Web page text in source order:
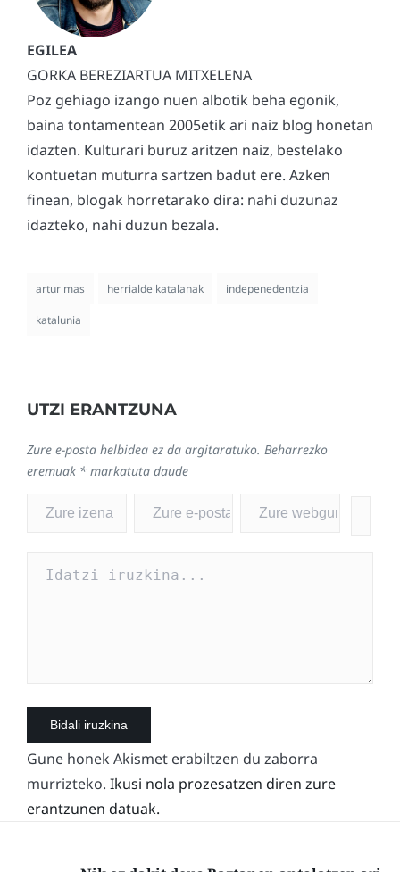
GORKA BEREZIARTUA MITXELENA
Poz gehiago izango nuen albotik beha egonik,
baina tontamentean 2005etik ari naiz blog honetan
idazten. Kulturari buruz aritzen naiz, bestelako
kontuetan muturra sartzen badut ere. Azken
finean, blogak horretarako dira: nahi duzunaz
idazteko, nahi duzun bezala.
artur mas herrialde katalanak indepenedentzia
katalunia
UTZI ERANTZUNA
Zure e-posta helbidea ez da argitaratuko. Beharrezko
eremuak * markatuta daude
Gune honek Akismet erabiltzen du zaborra
murrizteko. Ikusi nola prozesatzen diren zure
erantzunen datuak.